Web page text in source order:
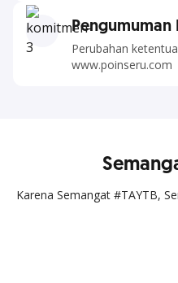
Pengumuman
Perubahan
www.poinseru.com
Karena Semangat #TAYTB,